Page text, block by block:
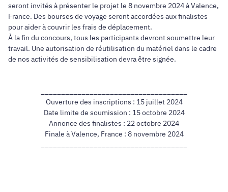
seront invités à présenter le projet le 8 novembre 2024 à Valence,
France. Des bourses de voyage seront accordées aux finalistes
pour aider à couvrir les frais de déplacement.
À la fin du concours, tous les participants devront soumettre leur
travail. Une autorisation de réutilisation du matériel dans le cadre
de nos activités de sensibilisation devra être signée.
Ouverture des inscriptions : 15 juillet 2024
Date limite de soumission : 15 octobre 2024
Annonce des finalistes : 22 octobre 2024
Finale à Valence, France : 8 novembre 2024